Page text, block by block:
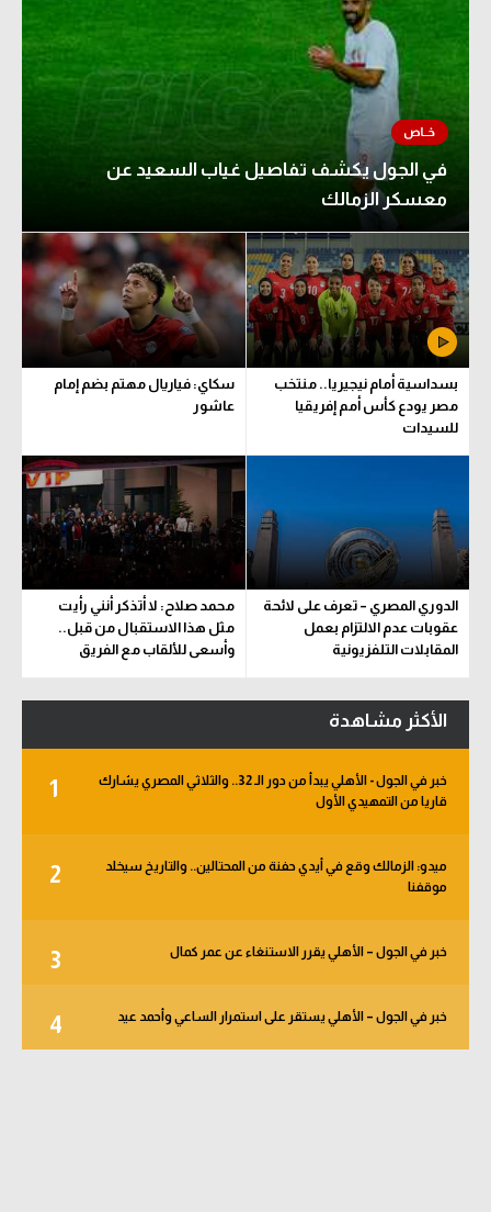
في الجول يكشف تفاصيل غياب السعيد عن
معسكر الزمالك
بسداسية أمام نيجيريا.. منتخب
مصر يودع كأس أمم إفريقيا
للسيدات
سكاي: فياريال مهتم بضم إمام
عاشور
الدوري المصري – تعرف على لائحة
عقوبات عدم الالتزام بعمل
المقابلات التلفزيونية
محمد صلاح: لا أتذكر أنني رأيت
مثل هذا الاستقبال من قبل..
وأسعى للألقاب مع الفريق
الأكثر مشاهدة
1
خبر في الجول - الأهلي يبدأ من دور الـ 32.. والثلاثي المصري يشارك
قاريا من التمهيدي الأول
2
ميدو: الزمالك وقع في أيدي حفنة من المحتالين.. والتاريخ سيخلد
موقفنا
3 خبر في الجول – الأهلي يقرر الاستنغاء عن عمر كمال
4 خبر في الجول – الأهلي يستقر على استمرار الساعي وأحمد عيد